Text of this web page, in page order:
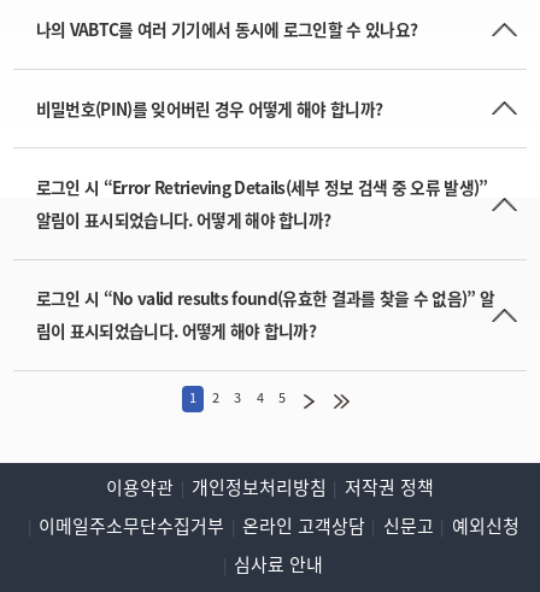
나의 VABTC를 여러 기기에서 동시에 로그인할 수 있나요?
비밀번호(PIN)를 잊어버린 경우 어떻게 해야 합니까?
로그인 시 “Error Retrieving Details(세부 정보 검색 중 오류 발생)”
알림이 표시되었습니다. 어떻게 해야 합니까?
로그인 시 “No valid results found(유효한 결과를 찾을 수 없음)” 알
림이 표시되었습니다. 어떻게 해야 합니까?
1 2 3 4 5
이용약관 개인정보처리방침
저작권 정책
이메일주소무단수집거부
온라인 고객상담 신문고
예외신청
심사료 안내